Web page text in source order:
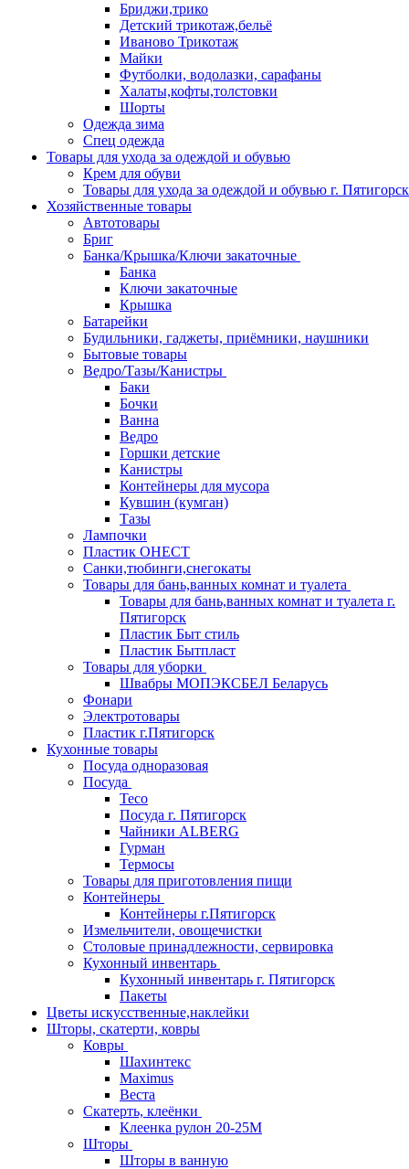
Бриджи,трико
Детский трикотаж,бельё
Иваново Трикотаж
Майки
Футболки, водолазки, сарафаны
Халаты,кофты,толстовки
Шорты
Одежда зима
Спец одежда
Товары для ухода за одеждой и обувью
Крем для обуви
Товары для ухода за одеждой и обувью г. Пятигорск
Хозяйственные товары
Автотовары
Бриг
Банка/Крышка/Ключи закаточные
Банка
Ключи закаточные
Крышка
Батарейки
Будильники, гаджеты, приёмники, наушники
Бытовые товары
Ведро/Тазы/Канистры
Баки
Бочки
Ванна
Ведро
Горшки детские
Канистры
Контейнеры для мусора
Кувшин (кумган)
Тазы
Лампочки
Пластик ОНЕСТ
Санки,тюбинги,снегокаты
Товары для бань,ванных комнат и туалета
Товары для бань,ванных комнат и туалета г.
Пятигорск
Пластик Быт стиль
Пластик Бытпласт
Товары для уборки
Швабры МОПЭКСБЕЛ Беларусь
Фонари
Электротовары
Пластик г.Пятигорск
Кухонные товары
Посуда одноразовая
Посуда
Teco
Посуда г. Пятигорск
Чайники ALBERG
Гурман
Термосы
Товары для приготовления пищи
Контейнеры
Контейнеры г.Пятигорск
Измельчители, овощечистки
Столовые принадлежности, сервировка
Кухонный инвентарь
Кухонный инвентарь г. Пятигорск
Пакеты
Цветы искусственные,наклейки
Шторы, скатерти, ковры
Ковры
Шахинтекс
Maximus
Веста
Скатерть, клеёнки
Клеенка рулон 20-25М
Шторы
Шторы в ванную